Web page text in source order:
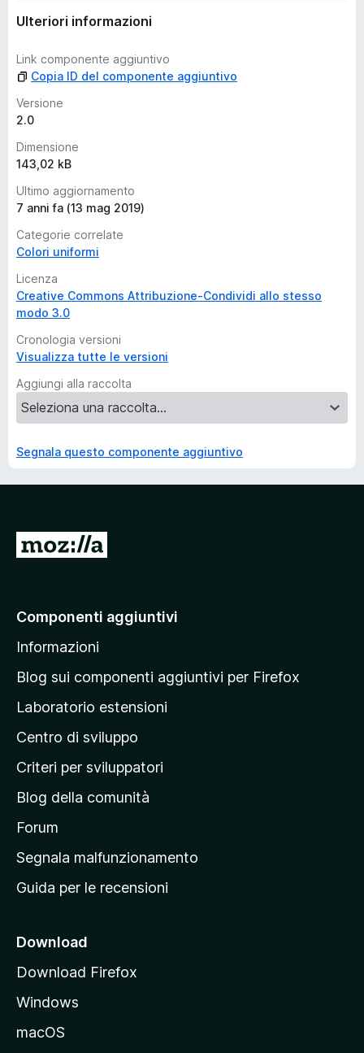
o
a
v
a
l
u
a
z
i
o
i
Ulteriori informazioni
Link componente aggiuntivo
Copia ID del componente aggiuntivo
Versione
2.0
Dimensione
143,02 kB
Ultimo aggiornamento
7 anni fa (13 mag 2019)
Categorie correlate
Colori uniformi
Licenza
Creative Commons Attribuzione-Condividi allo stesso
modo 3.0
Cronologia versioni
Visualizza tutte le versioni
Aggiungi alla raccolta
Segnala questo componente aggiuntivo
V
a
l
a
a
g
i
a
p
r
n
i
a
l
Componenti aggiuntivi
Informazioni
Blog sui componenti aggiuntivi per Firefox
Laboratorio estensioni
Centro di sviluppo
Criteri per sviluppatori
Blog della comunità
Forum
Segnala malfunzionamento
Guida per le recensioni
Download
Download Firefox
Windows
macOS